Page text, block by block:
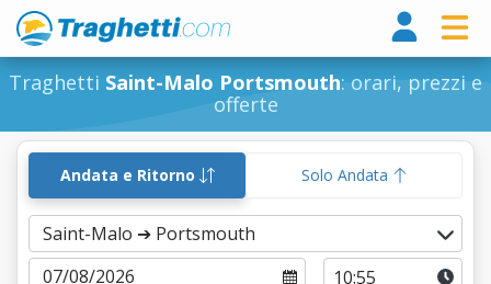
Traghetti Saint-Malo Portsmouth: orari, prezzi e
offerte
Andata e Ritorno Solo Andata